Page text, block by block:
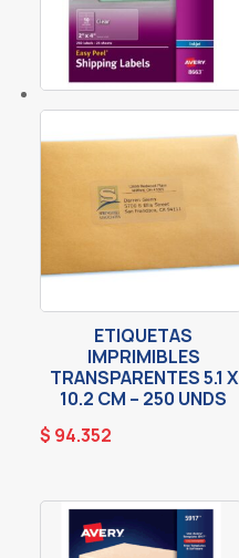
ETIQUETAS
IMPRIMIBLES
TRANSPARENTES 5.1 X
10.2 CM – 250 UNDS
$ 94.352